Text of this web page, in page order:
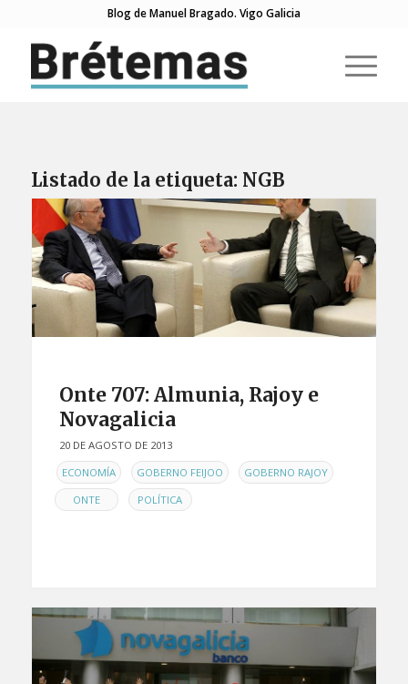
Blog de Manuel Bragado. Vigo Galicia
Listado de la etiqueta: NGB
Onte 707: Almunia, Rajoy e
Novagalicia
20 DE AGOSTO DE 2013
ENECONOMÍA , GOBERNO FEIJOO , GOBERNO RAJOY ,
ONTE , POLÍTICA